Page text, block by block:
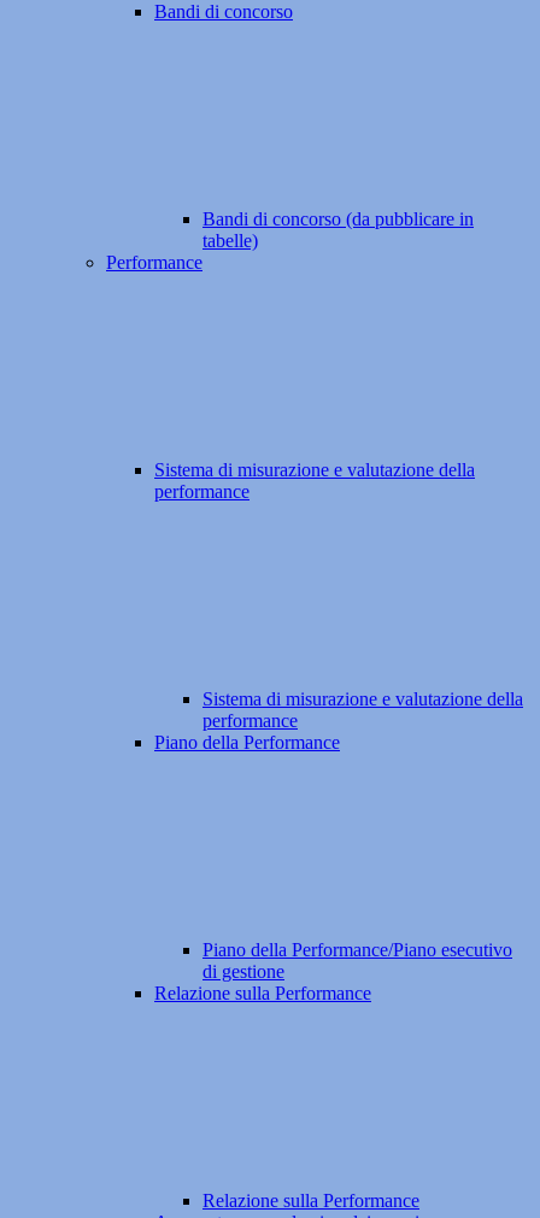
Bandi di concorso
Bandi di concorso (da pubblicare in
tabelle)
Performance
Sistema di misurazione e valutazione della
performance
Sistema di misurazione e valutazione della
performance
Piano della Performance
Piano della Performance/Piano esecutivo
di gestione
Relazione sulla Performance
Relazione sulla Performance